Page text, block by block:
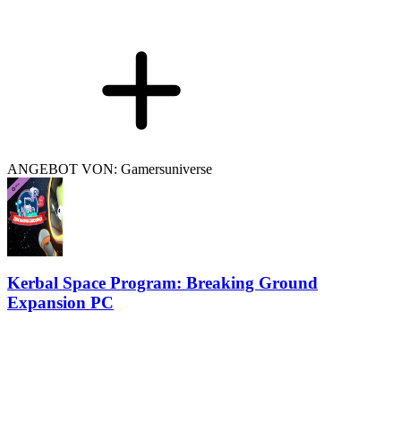
ANGEBOT VON: Gamersuniverse
Kerbal Space Program: Breaking Ground
Expansion PC